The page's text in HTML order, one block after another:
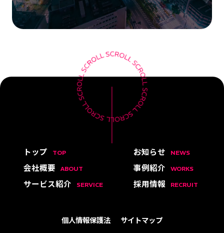
トップ TOP お知らせ NEWS
会社概要 ABOUT 事例紹介 WORKS
サービス紹介 SERVICE 採用情報 RECRUIT
個人情報保護法 サイトマップ